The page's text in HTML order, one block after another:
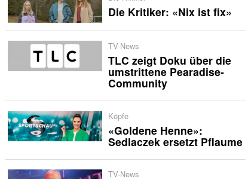
Die Kritiker: «Nix ist fix»
TV-News
TLC zeigt Doku über die
umstrittene Pearadise-
Community
Köpfe
«Goldene Henne»:
Sedlaczek ersetzt Pflaume
TV-News